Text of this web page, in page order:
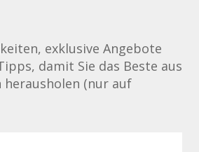
exklusive Angebote
damit Sie das Beste aus
herausholen (nur auf